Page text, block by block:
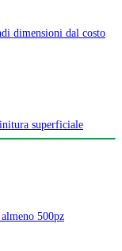
dimensioni dal costo
superficiale
500pz